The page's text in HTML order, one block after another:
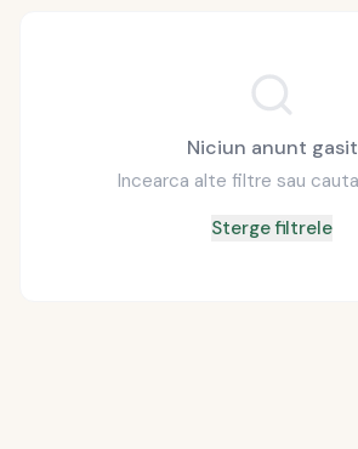
Niciun anunt gasit
Incearca alte filtre sau
Sterge filtrele